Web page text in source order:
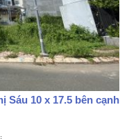
Sáu 10 x 17.5 bên cạnh